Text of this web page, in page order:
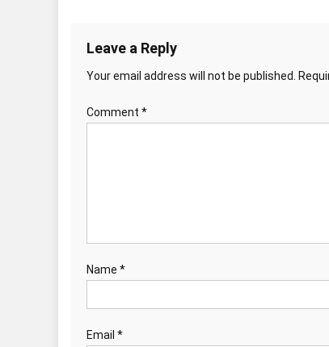
Leave a Reply
Your email address will not be published.
Comment *
Name *
Email *